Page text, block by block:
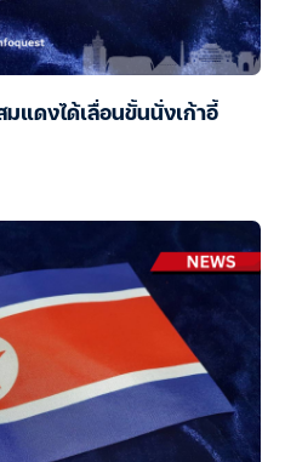
มแดงได้เลื่อนขั้นนั่งเก้าอี้